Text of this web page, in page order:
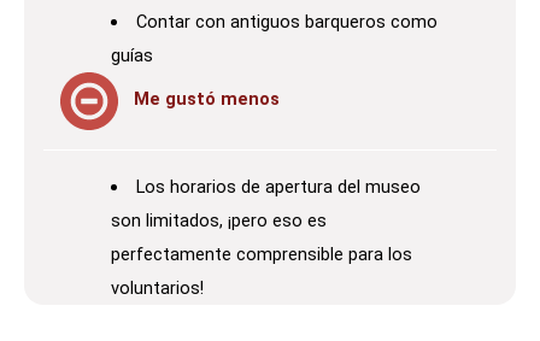
Contar con antiguos barqueros como
guías
Me gustó menos
Los horarios de apertura del museo
son limitados, ¡pero eso es
perfectamente comprensible para los
voluntarios!